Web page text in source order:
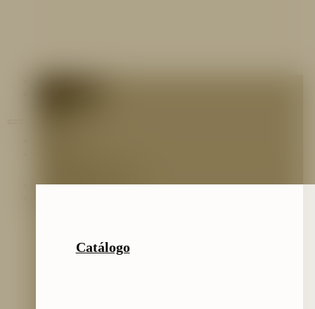
Preguntas frecuentes
Catálogo